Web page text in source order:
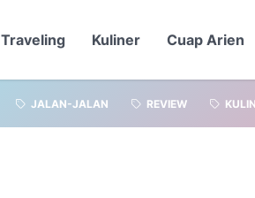
Traveling Kuliner Cuap Arien
JALAN-JALAN REVIEW